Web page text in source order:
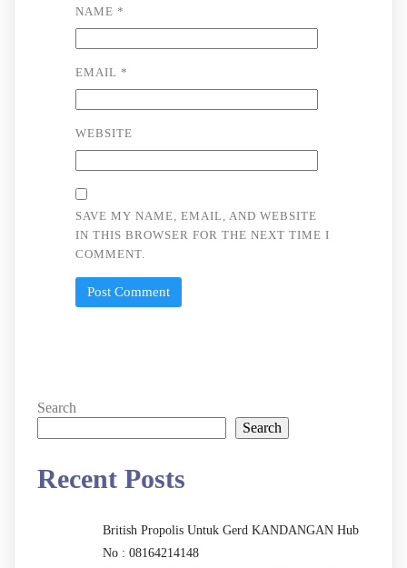
NAME *
EMAIL *
WEBSITE
SAVE MY NAME, EMAIL, AND WEBSITE
IN THIS BROWSER FOR THE NEXT TIME I
COMMENT.
Search
Search
Recent Posts
British Propolis Untuk Gerd KANDANGAN Hub
No : 08164214148